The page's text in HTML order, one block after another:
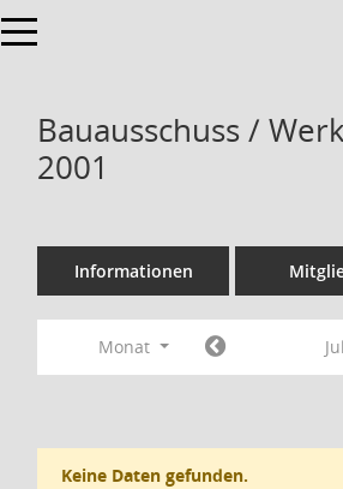
Toggle navigation
Bauausschuss /
2001
Informationen
Monat
Keine Daten gefunden.